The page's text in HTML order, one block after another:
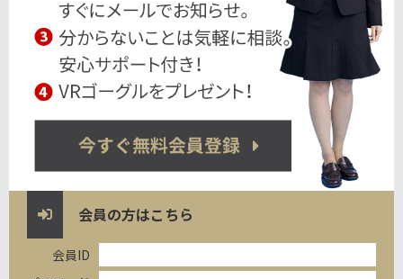
会員の方はこちら
会員ID